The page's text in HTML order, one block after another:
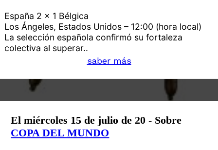
España 2 x 1 Bélgica
Los Ángeles, Estados Unidos – 12:00 (hora local)
La selección española confirmó su fortaleza
colectiva al superar..
saber más
El miércoles 15 de julio de 20 - Sobre
COPA DEL MUNDO